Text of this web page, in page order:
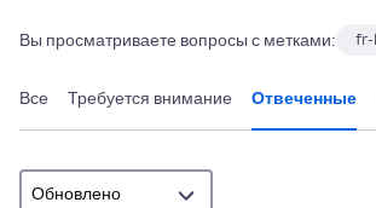
Вы просматриваете вопросы с метками: fr-
Все Требуется внимание Отвеченные